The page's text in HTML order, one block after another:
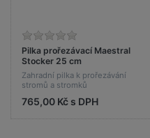
Pilka prořezávací Maestral
Stocker 25 cm
Zahradní pilka k prořezávání
stromů a stromků
765,00 Kč s DPH